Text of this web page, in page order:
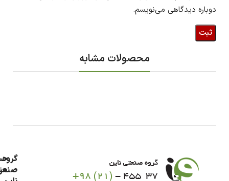
دوباره دیدگاهی می‌نویسم.
محصولات مشابه
گروه